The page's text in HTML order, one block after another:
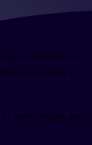
toca decirlos en voz
direcciones y
y varios detalles que la